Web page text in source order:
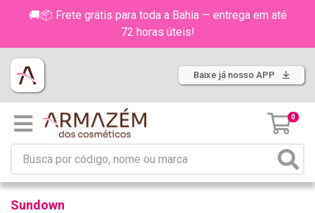
🚚📦 Frete grátis para toda a Bahia — entrega em até
72 horas úteis!
Baixe já nosso APP
0
Sundown